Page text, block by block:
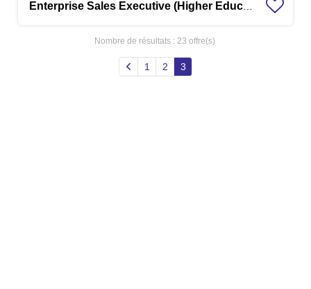
Nombre de résultats : 23 offre(s)
1 2 3